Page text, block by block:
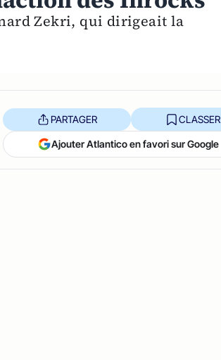
Zekri, qui dirigeait la
PARTAGER CLASSER
Ajouter Atlantico en favori sur Google